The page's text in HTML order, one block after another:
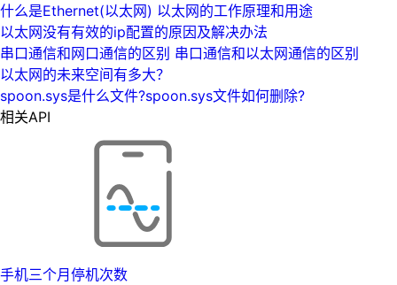
什么是Ethernet(以太网) 以太网的工作原理和用途
以太网没有有效的ip配置的原因及解决办法
串口通信和网口通信的区别 串口通信和以太网通信的区别
以太网的未来空间有多大？
spoon.sys是什么文件?spoon.sys文件如何删除?
相关API
手机三个月停机次数